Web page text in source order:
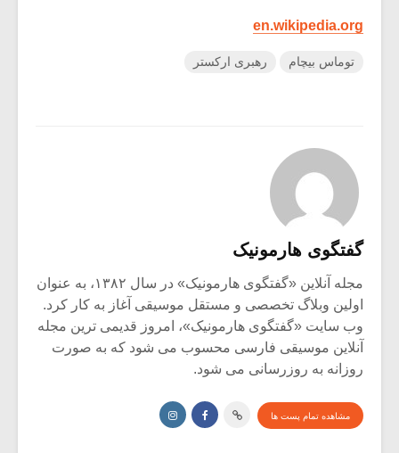
en.wikipedia.org
توماس بیچام رهبری ارکستر
گفتگوی هارمونیک
مجله آنلاین «گفتگوی هارمونیک» در سال ۱۳۸۲، به عنوان
اولین وبلاگ تخصصی و مستقل موسیقی آغاز به کار کرد.
وب سایت «گفتگوی هارمونیک»، امروز قدیمی ترین مجله
آنلاین موسیقی فارسی محسوب می شود که به صورت
روزانه به روزرسانی می شود.
مشاهده تمام پست ها